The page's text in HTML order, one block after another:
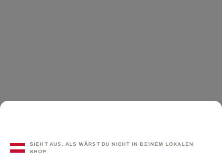
SIEHT AUS, ALS WÄRST DU NICHT IN DEINEM LOKALEN
SHOP